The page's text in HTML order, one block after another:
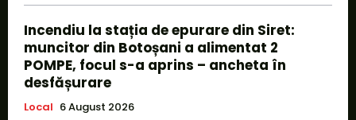
Incendiu la stația de epurare din Siret:
muncitor din Botoșani a alimentat 2
POMPE, focul s-a aprins – ancheta în
desfășurare
Local 6 August 2026